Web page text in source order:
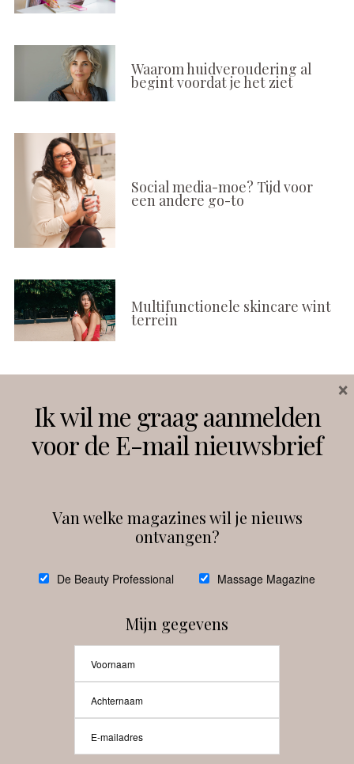
Waarom huidveroudering al
begint voordat je het ziet
Social media-moe? Tijd voor
een andere go-to
Multifunctionele skincare wint
terrein
Instagram Facebook
debeautyprofessional
Beauty-Pro.nl
Ik wil me graag aanmelden
voor de E-mail nieuwsbrief
Van welke magazines wil je nieuws
ontvangen?
De Beauty Professional Massage Magazine
Mijn gegevens
×